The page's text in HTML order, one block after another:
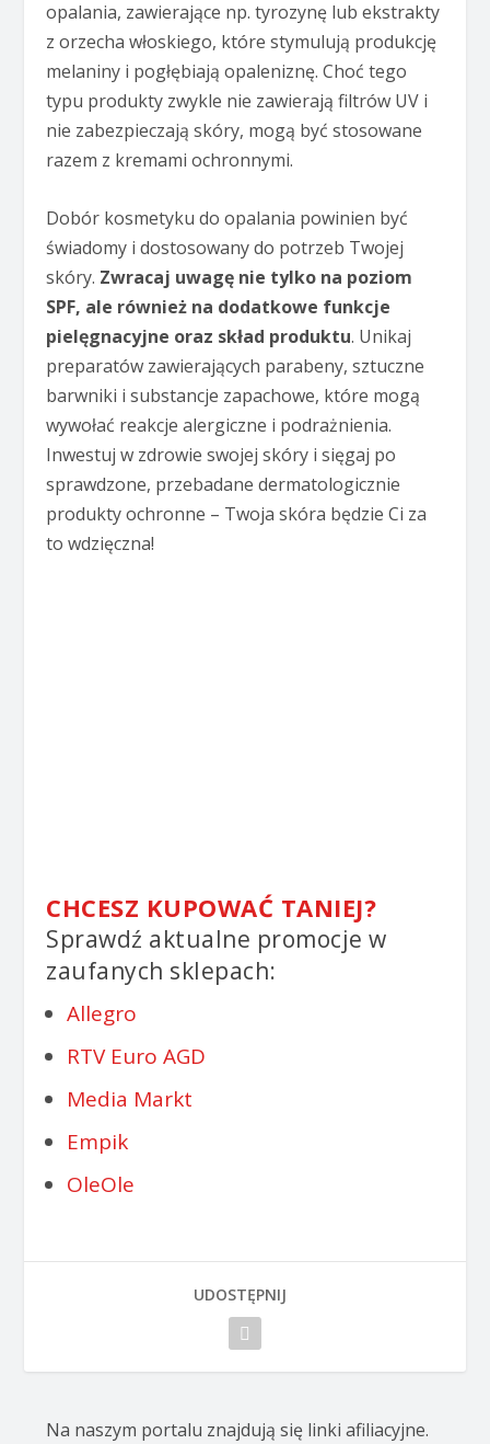
opalania, zawierające np. tyrozynę lub ekstrakty
z orzecha włoskiego, które stymulują produkcję
melaniny i pogłębiają opaleniznę. Choć tego
typu produkty zwykle nie zawierają filtrów UV i
nie zabezpieczają skóry, mogą być stosowane
razem z kremami ochronnymi.
Dobór kosmetyku do opalania powinien być
świadomy i dostosowany do potrzeb Twojej
skóry. Zwracaj uwagę nie tylko na poziom
SPF, ale również na dodatkowe funkcje
pielęgnacyjne oraz skład produktu. Unikaj
preparatów zawierających parabeny, sztuczne
barwniki i substancje zapachowe, które mogą
wywołać reakcje alergiczne i podrażnienia.
Inwestuj w zdrowie swojej skóry i sięgaj po
sprawdzone, przebadane dermatologicznie
produkty ochronne – Twoja skóra będzie Ci za
to wdzięczna!
CHCESZ KUPOWAĆ TANIEJ?
Sprawdź aktualne promocje w
zaufanych sklepach:
Allegro
RTV Euro AGD
Media Markt
Empik
OleOle
UDOSTĘPNIJ
Na naszym portalu znajdują się linki afiliacyjne.